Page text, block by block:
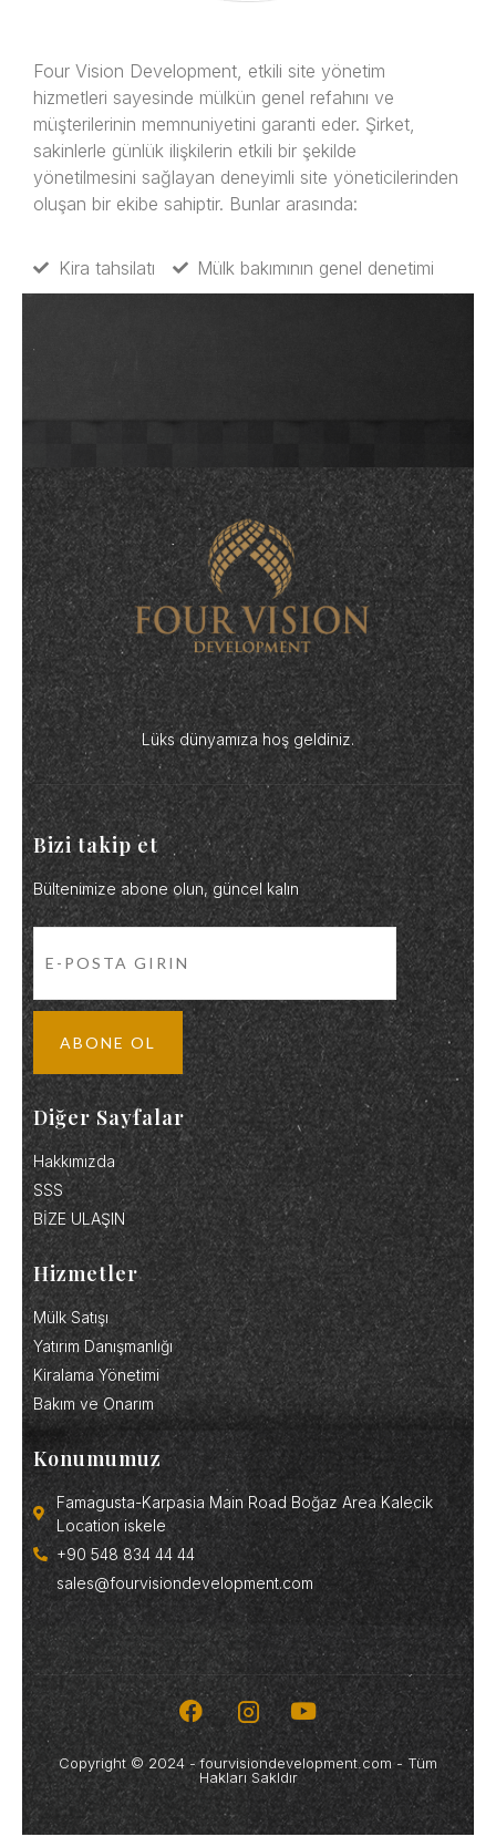
Four Vision Development, etkili site yönetim
hizmetleri sayesinde mülkün genel refahını ve
müşterilerinin memnuniyetini garanti eder. Şirket,
sakinlerle günlük ilişkilerin etkili bir şekilde
yönetilmesini sağlayan deneyimli site yöneticilerinden
oluşan bir ekibe sahiptir. Bunlar arasında:
Kira tahsilatı Mülk bakımının genel denetimi
Lüks dünyamıza hoş geldiniz.
Bizi takip et
Bültenimize abone olun, güncel kalın
Diğer Sayfalar
Hakkımızda
SSS
BİZE ULAŞIN
Hizmetler
Mülk Satışı
Yatırım Danışmanlığı
Kiralama Yönetimi
Bakım ve Onarım
Konumumuz
Famagusta-Karpasia Main Road Boğaz Area Kalecik
Location iskele
+90 548 834 44 44
sales@fourvisiondevelopment.com
Copyright © 2024 - fourvisiondevelopment.com - Tüm
Hakları Sakldır